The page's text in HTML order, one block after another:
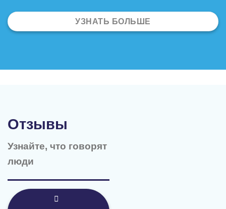
УЗНАТЬ БОЛЬШЕ
Отзывы
Узнайте, что говорят
люди